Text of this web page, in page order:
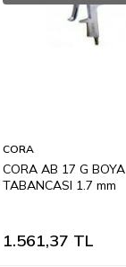
CORA
CORA AB 17 G BOYA
TABANCASI 1.7 mm
1.561,37 TL